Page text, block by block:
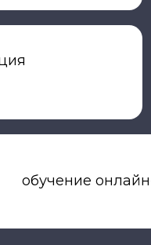
обучение